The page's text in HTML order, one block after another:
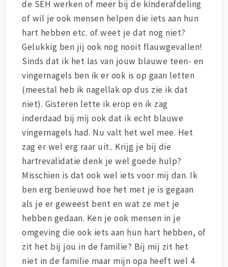
de SEH werken of meer bij de kinderafdeling
of wil je ook mensen helpen die iets aan hun
hart hebben etc. of weet je dat nog niet?
Gelukkig ben jij ook nog nooit flauwgevallen!
Sinds dat ik het las van jouw blauwe teen- en
vingernagels ben ik er ook is op gaan letten
(meestal heb ik nagellak op dus zie ik dat
niet). Gisteren lette ik erop en ik zag
inderdaad bij mij ook dat ik echt blauwe
vingernagels had. Nu valt het wel mee. Het
zag er wel erg raar uit.. Krijg je bij die
hartrevalidatie denk je wel goede hulp?
Misschien is dat ook wel iets voor mij dan. Ik
ben erg benieuwd hoe het met je is gegaan
als je er geweest bent en wat ze met je
hebben gedaan. Ken je ook mensen in je
omgeving die ook iets aan hun hart hebben, of
zit het bij jou in de familie? Bij mij zit het
niet in de familie maar mijn opa heeft wel 4